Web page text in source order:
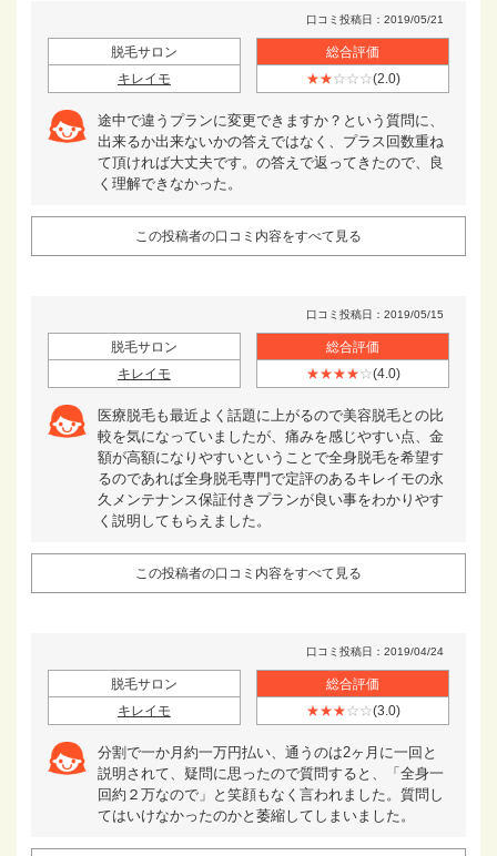
口コミ投稿日：2019/05/21
脱毛サロン
キレイモ
総合評価
★★☆☆☆(2.0)
途中で違うプランに変更できますか？という質問に、
出来るか出来ないかの答えではなく、プラス回数重ね
て頂ければ大丈夫です。の答えで返ってきたので、良
く理解できなかった。
この投稿者の口コミ内容をすべて見る
口コミ投稿日：2019/05/15
脱毛サロン
キレイモ
総合評価
★★★★☆(4.0)
医療脱毛も最近よく話題に上がるので美容脱毛との比
較を気になっていましたが、痛みを感じやすい点、金
額が高額になりやすいということで全身脱毛を希望す
るのであれば全身脱毛専門で定評のあるキレイモの永
久メンテナンス保証付きプランが良い事をわかりやす
く説明してもらえました。
この投稿者の口コミ内容をすべて見る
口コミ投稿日：2019/04/24
脱毛サロン
キレイモ
総合評価
★★★☆☆(3.0)
分割で一か月約一万円払い、通うのは2ヶ月に一回と
説明されて、疑問に思ったので質問すると、「全身一
回約２万なので」と笑顔もなく言われました。質問し
てはいけなかったのかと萎縮してしまいました。